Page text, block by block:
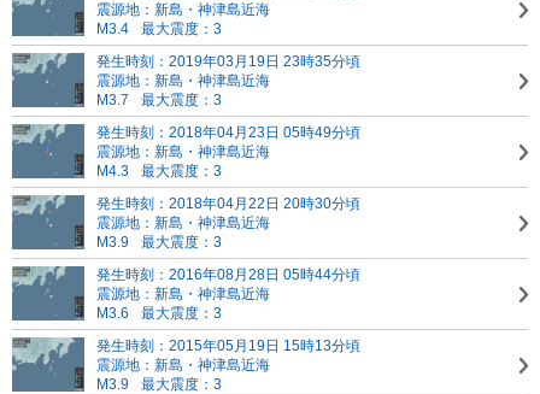
震源地：新島・神津島近海
M3.4
最大震度：3
発生時刻：2019年03月19日 23時35分頃
震源地：新島・神津島近海
M3.7
最大震度：3
発生時刻：2018年04月23日 05時49分頃
震源地：新島・神津島近海
M4.3
最大震度：3
発生時刻：2018年04月22日 20時30分頃
震源地：新島・神津島近海
M3.9
最大震度：3
発生時刻：2016年08月28日 05時44分頃
震源地：新島・神津島近海
M3.6
最大震度：3
発生時刻：2015年05月19日 15時13分頃
震源地：新島・神津島近海
M3.9
最大震度：3